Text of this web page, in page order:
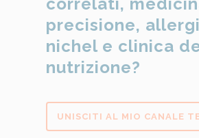
precisione,
nichel e clinica
nutrizione?
UNISCITI AL MIO CANALE